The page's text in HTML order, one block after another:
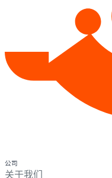
公司
关于我们